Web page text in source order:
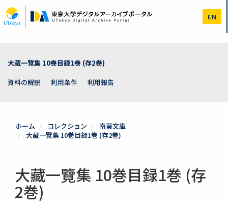
イ
ン
EN
大藏一覽集 10巻目録1巻 (存2巻)
資料の解説
利用条件 利用報告
ホーム コレクション
南葵文庫
大藏一覽集 10巻目録1巻 (存2巻)
大藏一覽集 10巻目録1巻 (存
2巻)